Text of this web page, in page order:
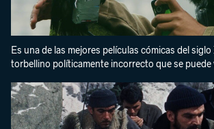
Es una de las mejores películas cómicas del
torbellino políticamente incorrecto que se puede